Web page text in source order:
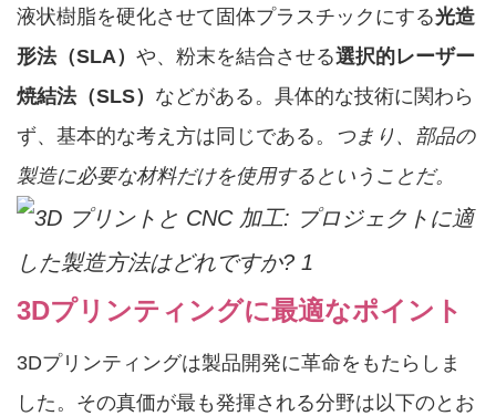
液状樹脂を硬化させて固体プラスチックにする光造
形法（SLA） や、粉末を結合させる選択的レーザー
焼結法（SLS） などがある。具体的な技術に関わら
ず、基本的な考え方は同じである。 つまり、部品の
製造に必要な材料だけを使用するということだ。
3Dプリンティングに最適なポイント
3Dプリンティングは製品開発に革命をもたらしま
した。その真価が最も発揮される分野は以下のとお